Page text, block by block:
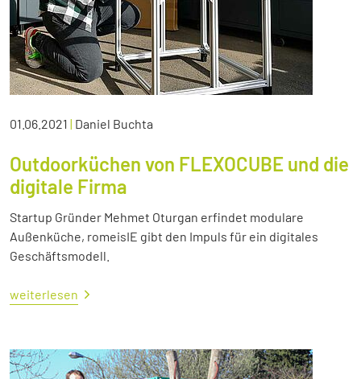
01.06.2021 | Daniel Buchta
Outdoorküchen von FLEXOCUBE und die
digitale Firma
Startup Gründer Mehmet Oturgan erfindet modulare
Außenküche, romeisIE gibt den Impuls für ein digitales
Geschäftsmodell.
weiterlesen